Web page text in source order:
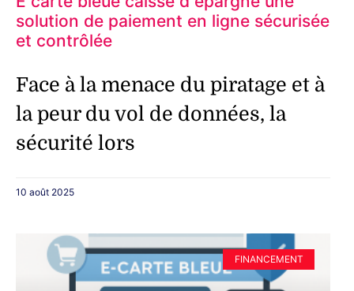
solution de paiement en ligne sécurisée
et contrôlée
Face à la menace du piratage et à
la peur du vol de données, la
sécurité lors
10 août 2025
FINANCEMENT